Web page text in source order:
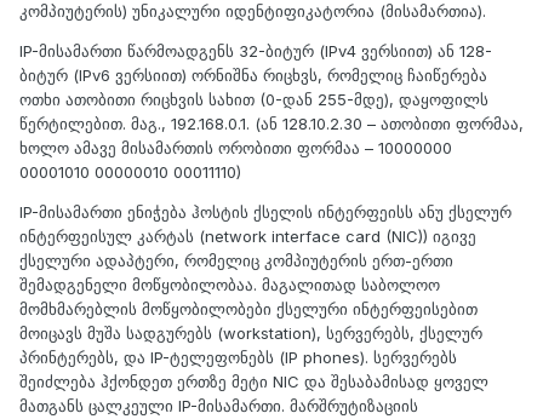
კომპიუტერის) უნიკალური იდენტიფიკატორია (მისამართია).
IP-მისამართი წარმოადგენს 32-ბიტურ (IPv4 ვერსიით) ან 128-
ბიტურ (IPv6 ვერსიით) ორნიშნა რიცხვს, რომელიც ჩაიწერება
ოთხი ათობითი რიცხვის სახით (0-დან 255-მდე), დაყოფილს
წერტილებით. მაგ., 192.168.0.1. (ან 128.10.2.30 – ათობითი ფორმაა,
ხოლო ამავე მისამართის ორობითი ფორმაა – 10000000
00001010 00000010 00011110)
IP-მისამართი ენიჭება ჰოსტის ქსელის ინტერფეისს ანუ ქსელურ
ინტერფეისულ კარტას (network interface card (NIC)) იგივე
ქსელური ადაპტერი, რომელიც კომპიუტერის ერთ-ერთი
შემადგენელი მოწყობილობაა. მაგალითად საბოლოო
მომხმარებლის მოწყობილობები ქსელური ინტერფეისებით
მოიცავს მუშა სადგურებს (workstation), სერვერებს, ქსელურ
პრინტერებს, და IP-ტელეფონებს (IP phones). სერვერებს
შეიძლება ჰქონდეთ ერთზე მეტი NIC და შესაბამისად ყოველ
მათგანს ცალკეული IP-მისამართი. მარშრუტიზაციის